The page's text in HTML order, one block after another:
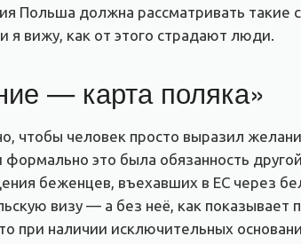
Польша должна рассматривать такие
я вижу, как от этого страдают люди.
— карта поляка»
чтобы человек просто выразил
это была обязанность
беженцев, въехавших в ЕС через
визу — а без неё, как
при наличии исключительных